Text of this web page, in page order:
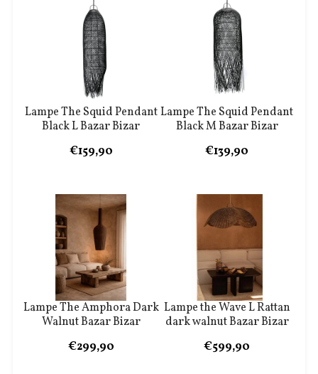
Lampe The Squid Pendant
Black L Bazar Bizar
€159,90
Lampe The Squid Pendant
Black M Bazar Bizar
€139,90
Lampe The Amphora Dark
Walnut Bazar Bizar
€299,90
Lampe the Wave L Rattan
dark walnut Bazar Bizar
€599,90